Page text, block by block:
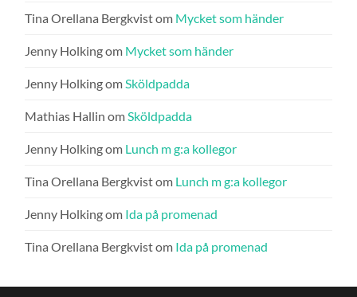
Tina Orellana Bergkvistom Mycket som händer
Jenny Holkingom Mycket som händer
Jenny HolkingomSköldpadda
Mathias Hallin omSköldpadda
Jenny Holkingom Lunch m g:a kollegor
Tina Orellana Bergkvistom Lunch m g:a kollegor
Jenny Holkingom Ida på promenad
Tina Orellana Bergkvistom Ida på promenad